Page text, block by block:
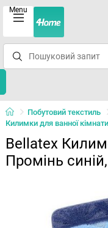
Menu
Побутовий текстиль
Килимки для ванної кімнати
Bellatex
Промінь